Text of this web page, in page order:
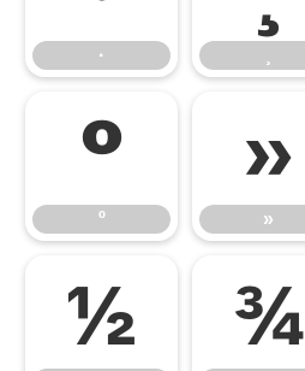
·
º
º
»
»
½ ¾